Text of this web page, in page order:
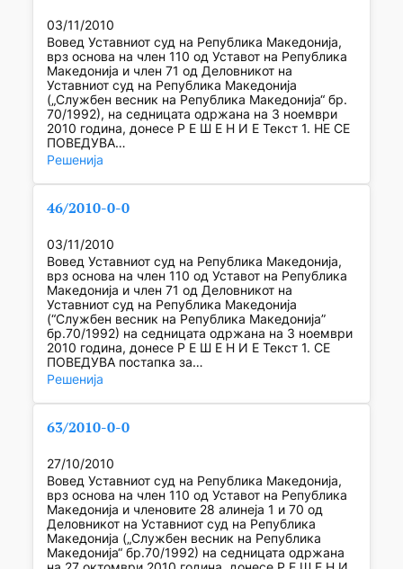
03/11/2010
Вовед Уставниот суд на Република Македонија,
врз основа на член 110 од Уставот на Република
Македонија и член 71 од Деловникот на
Уставниот суд на Република Македонија
(„Службен весник на Република Македонија“ бр.
70/1992), на седницата одржана на 3 ноември
2010 година, донесе Р Е Ш Е Н И Е Текст 1. НЕ СЕ
ПОВЕДУВА…
Решенија
46/2010-0-0
03/11/2010
Вовед Уставниот суд на Република Македонија,
врз основа на член 110 од Уставот на Република
Македонија и член 71 од Деловникот на
Уставниот суд на Република Македонија
(“Службен весник на Република Македонија”
бр.70/1992) на седницата одржана на 3 ноември
2010 година, донесе Р Е Ш Е Н И Е Текст 1. СЕ
ПОВЕДУВА постапка за…
Решенија
63/2010-0-0
27/10/2010
Вовед Уставниот суд на Република Македонија,
врз основа на член 110 од Уставот на Република
Македонија и членовите 28 алинеја 1 и 70 од
Деловникот на Уставниот суд на Република
Македонија („Службен весник на Република
Македонија“ бр.70/1992) на седницата одржана